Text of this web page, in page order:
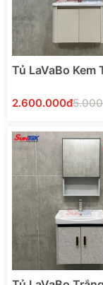
Thêm Vào Giỏ
Tủ LaVaBo Kem
2.600.000đ